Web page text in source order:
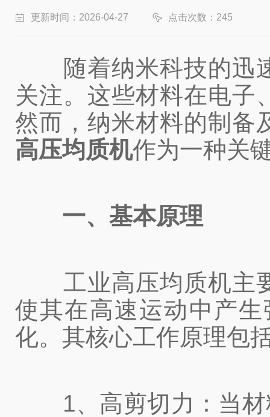
更新时间：2026-04-27 点击次数：245
随着纳米科技的迅速
关注。这些材料在电子
然而，纳米材料的制备
高压均质机作为一种关
一、基本原理
工业高压均质机主要
使其在高速运动中产
化。其核心工作原理包
1、高剪切力：当材